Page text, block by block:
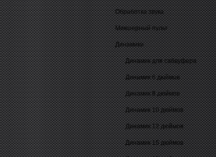
Обработка звука
Микшерный пульт
Динамики
Динамик для сабвуфера
Динамик 6 дюймов
Динамик 8 дюймов
Динамик 10 дюймов
Динамик 12 дюймов
Динамик 15 дюймов